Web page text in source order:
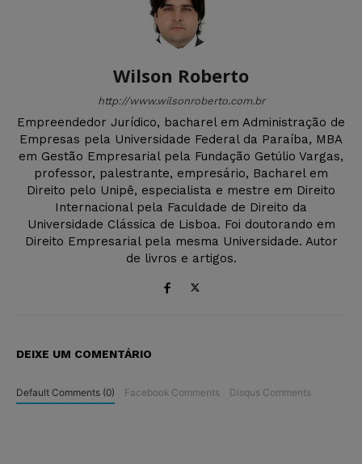
Wilson Roberto
http://www.wilsonroberto.com.br
Empreendedor Jurídico, bacharel em Administração de
Empresas pela Universidade Federal da Paraíba, MBA
em Gestão Empresarial pela Fundação Getúlio Vargas,
professor, palestrante, empresário, Bacharel em
Direito pelo Unipê, especialista e mestre em Direito
Internacional pela Faculdade de Direito da
Universidade Clássica de Lisboa. Foi doutorando em
Direito Empresarial pela mesma Universidade. Autor
de livros e artigos.
DEIXE UM COMENTÁRIO
Default Comments (0) Facebook Comments Disqus Comments